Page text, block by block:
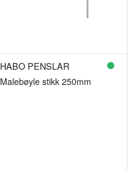
HABO PENSLAR
Malebøyle stikk 250mm